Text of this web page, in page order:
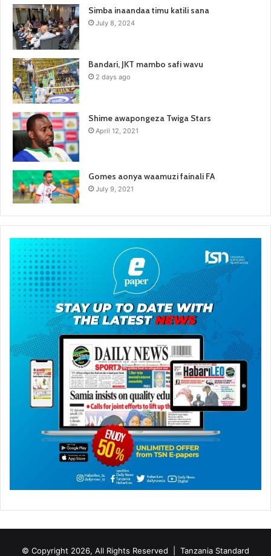
Simba inaandaa timu katili sana
July 8, 2024
Bandari, JKT mambo safi wavu
2 days ago
Shime awapongeza Twiga Stars
April 12, 2021
Gomes aonya waamuzi fainali FA
July 9, 2021
© Copyright 2026, All Rights Reserved | Tanzania Standard